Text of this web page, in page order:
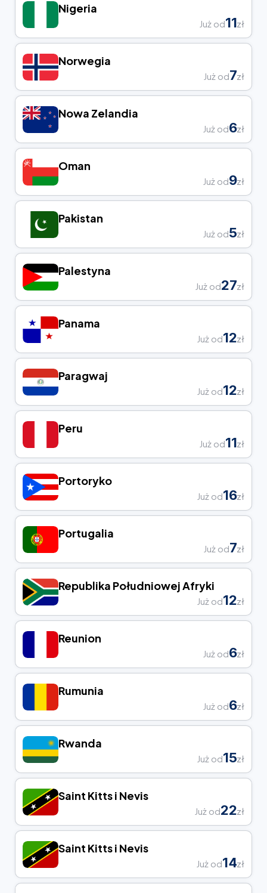
Nigeria
Już od11zł
Norwegia
Już od7zł
Nowa Zelandia
Już od6zł
Oman
Już od9zł
Pakistan
Już od5zł
Palestyna
Już od27zł
Panama
Już od12zł
Paragwaj
Już od12zł
Peru
Już od11zł
Portoryko
Już od16zł
Portugalia
Już od7zł
Republika Południowej Afryki
Już od12zł
Reunion
Już od6zł
Rumunia
Już od6zł
Rwanda
Już od15zł
Saint Kitts i Nevis
Już od22zł
Saint Kitts i Nevis
Już od14zł